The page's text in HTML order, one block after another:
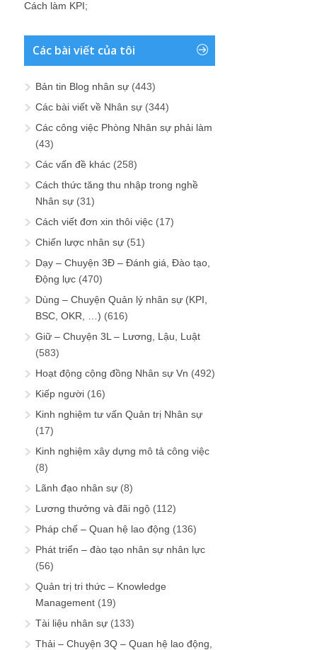
Cách làm KPI;
Các bài viết của tôi
Bản tin Blog nhân sự (443)
Các bài viết về Nhân sự (344)
Các công việc Phòng Nhân sự phải làm
(43)
Các vấn đề khác (258)
Cách thức tăng thu nhập trong nghề
Nhân sự (31)
Cách viết đơn xin thôi việc (17)
Chiến lược nhân sự (51)
Dạy – Chuyện 3Đ – Đánh giá, Đào tạo,
Động lực (470)
Dùng – Chuyện Quản lý nhân sự (KPI,
BSC, OKR, …) (616)
Giữ – Chuyện 3L – Lương, Lậu, Luật
(583)
Hoạt động cộng đồng Nhân sự Vn (492)
Kiếp người (16)
Kinh nghiệm tư vấn Quản trị Nhân sự
(17)
Kinh nghiệm xây dựng mô tả công việc
(8)
Lãnh đạo nhân sự (8)
Lương thưởng và đãi ngộ (112)
Pháp chế – Quan hệ lao động (136)
Phát triển – đào tạo nhân sự nhân lực
(56)
Quản trị tri thức – Knowledge
Management (19)
Tài liệu nhân sự (133)
Thải – Chuyện 3Q – Quan hệ lao động,